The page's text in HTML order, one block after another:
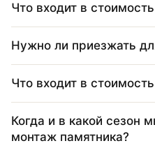
Что входит в
Нужно ли приезжать
Что входит в
Когда и в какой сезон
монтаж памятника?